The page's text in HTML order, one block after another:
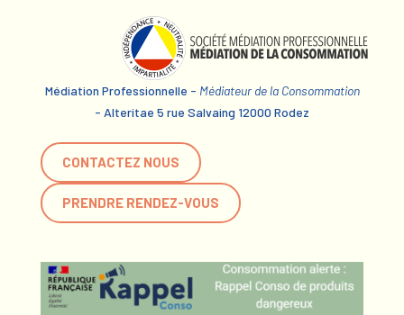
Médiation Professionnelle - Médiateur de la Consommation
- Alteritae 5 rue Salvaing 12000 Rodez
CONTACTEZ NOUS
PRENDRE RENDEZ-VOUS